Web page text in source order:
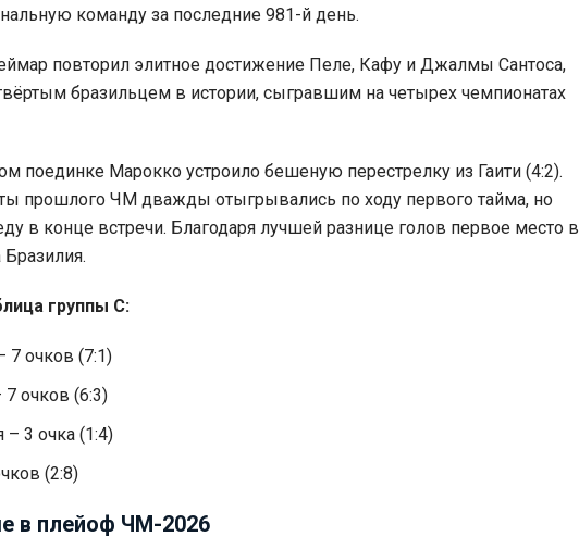
команду за последние 981-й день.
повторил элитное достижение Пеле, Кафу и Джалмы Сантоса,
бразильцем в истории, сыгравшим на четырех чемпионатах
поединке Марокко устроило бешеную перестрелку из Гаити (4:2).
прошлого ЧМ дважды отыгрывались по ходу первого тайма, но
в конце встречи. Благодаря лучшей разнице голов первое место в
Бразилия.
группы С:
7 очков (7:1)
очков (6:3)
– 3 очка (1:4)
(2:8)
в плейоф ЧМ-2026